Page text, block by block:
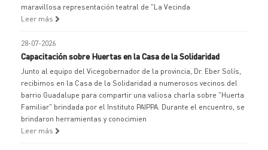
maravillosa representación teatral de "La Vecinda
Leer más
28-07-2026
Capacitación sobre Huertas en la Casa de la Solidaridad
Junto al equipo del Vicegobernador de la provincia, Dr. Eber Solís,
recibimos en la Casa de la Solidaridad a numerosos vecinos del
barrio Guadalupe para compartir una valiosa charla sobre "Huerta
Familiar" brindada por el Instituto PAIPPA. Durante el encuentro, se
brindaron herramientas y conocimien
Leer más